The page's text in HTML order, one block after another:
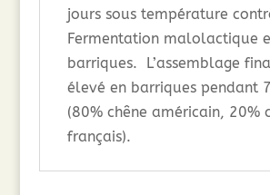
jours sous température
Fermentation malolactique
barriques. L’assemblage
élevé en barriques pendant
(80% chêne américain, 20%
français).